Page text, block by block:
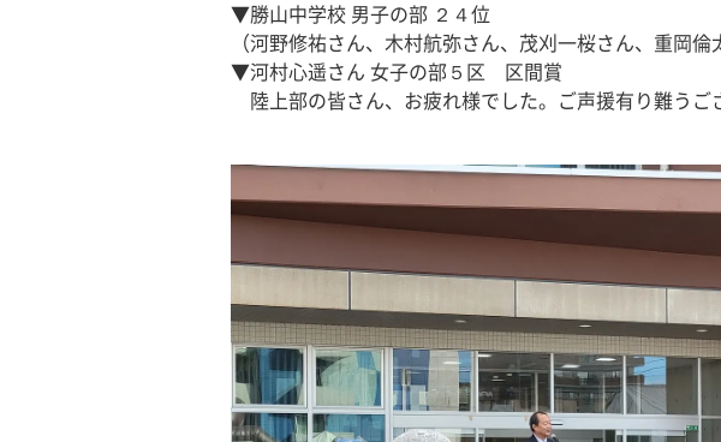
▼勝山中学校 男子の部 ２４位
（河野修祐さん、木村航弥さん、茂刈一桜さん、重岡
▼河村心遥さん 女子の部５区　区間賞
陸上部の皆さん、お疲れ様でした。ご声援有り難うご